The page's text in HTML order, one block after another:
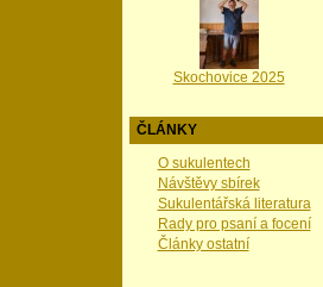
Skochovice 2025
ČLÁNKY
O sukulentech
Návštěvy sbírek
Sukulentářská literatura
Rady pro psaní a focení
Články ostatní